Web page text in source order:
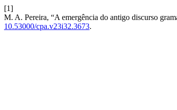
[1]
M. A. Pereira, “A emergência do antigo discurso
10.53000/cpa.v23i32.3673.